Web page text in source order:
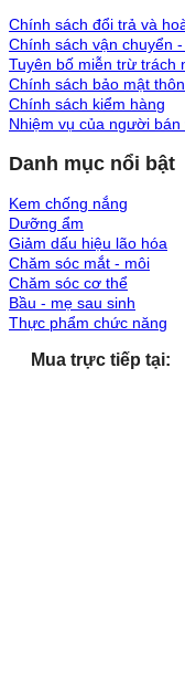
Chính sách đổi trả và
Chính sách vận chuyển
Tuyên bố miễn trừ trách
Chính sách bảo mật
Chính sách kiểm hàng
Nhiệm vụ của người
Danh mục nổi bật
Kem chống nắng
Dưỡng ẩm
Giảm dấu hiệu lão hóa
Chăm sóc mắt - môi
Chăm sóc cơ thể
Bầu - mẹ sau sinh
Thực phẩm chức năng
Mua trực tiếp tại: